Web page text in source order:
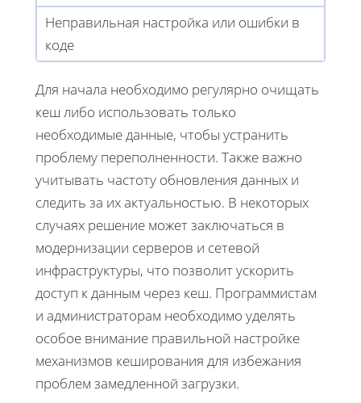
Неправильная настройка или ошибки в
коде
Для начала необходимо регулярно очищать
кеш либо использовать только
необходимые данные, чтобы устранить
проблему переполненности. Также важно
учитывать частоту обновления данных и
следить за их актуальностью. В некоторых
случаях решение может заключаться в
модернизации серверов и сетевой
инфраструктуры, что позволит ускорить
доступ к данным через кеш. Программистам
и администраторам необходимо уделять
особое внимание правильной настройке
механизмов кеширования для избежания
проблем замедленной загрузки.